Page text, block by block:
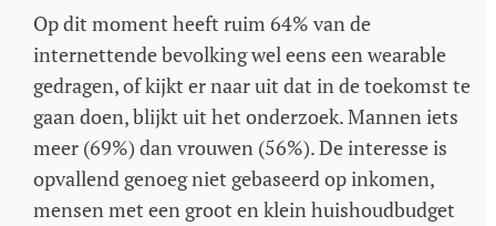
Op dit moment heeft ruim 64% van de
internettende bevolking wel eens een wearable
gedragen, of kijkt er naar uit dat in de toekomst te
gaan doen, blijkt uit het onderzoek. Mannen iets
meer (69%) dan vrouwen (56%). De interesse is
opvallend genoeg niet gebaseerd op inkomen,
mensen met een groot en klein huishoudbudget